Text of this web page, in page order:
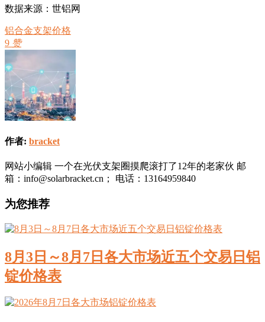
数据来源：世铝网
铝合金支架价格
9 赞
作者: bracket
网站小编辑 一个在光伏支架圈摸爬滚打了12年的老家伙 邮
箱：info@solarbracket.cn； 电话：13164959840
为您推荐
8月3日～8月7日各大市场近五个交易日铝
锭价格表